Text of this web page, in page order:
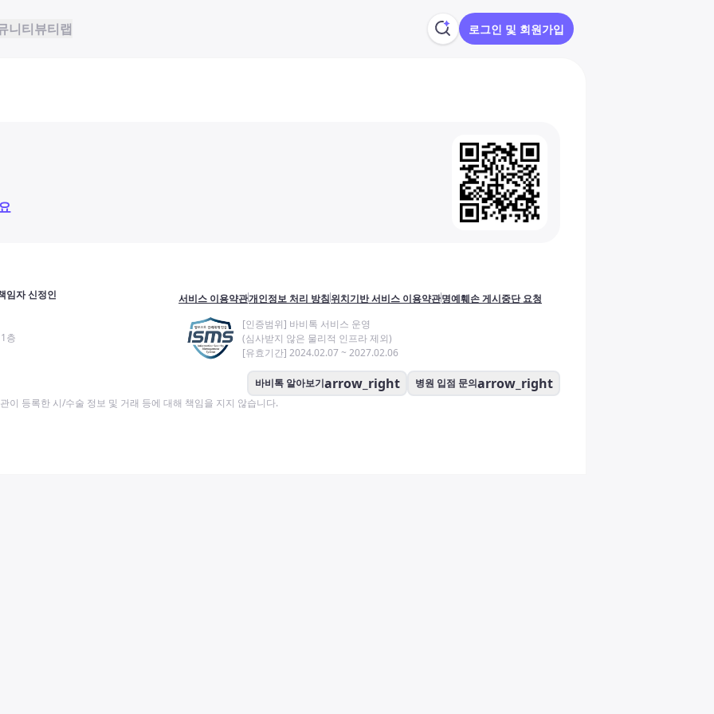
니티뷰티랩 로그인 및 회원가입
임자 신정인
층
서비스 이용약관개인정보 처리 방침위치기반 서비스 이용약관명예훼손 게시중단 요청
[인증범위] 바비톡 서비스 운영
(심사받지 않은 물리적 인프라 제외)
[유효기간] 2024.02.07 ~ 2027.02.06
바비톡 알아보기arrow_right 병원 입점 문의arrow_right
이 등록한 시/수술 정보 및 거래 등에 대해 책임을 지지 않습니다.